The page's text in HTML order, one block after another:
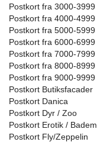
Postkort fra 3000-3999
Postkort fra 4000-4999
Postkort fra 5000-5999
Postkort fra 6000-6999
Postkort fra 7000-7999
Postkort fra 8000-8999
Postkort fra 9000-9999
Postkort Butiksfacader
Postkort Danica
Postkort Dyr / Zoo
Postkort Erotik /
Postkort Fly/Zeppelin